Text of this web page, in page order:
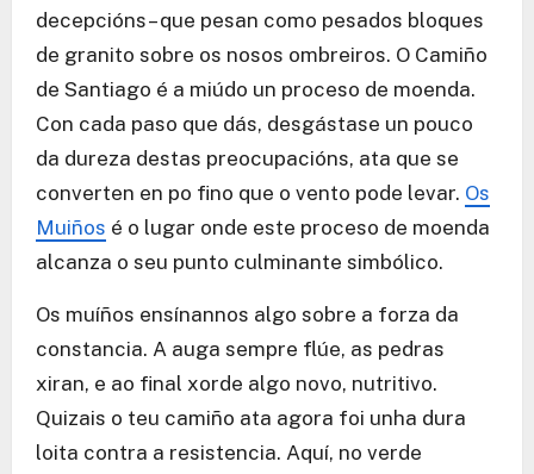
decepcións– que pesan como pesados bloques
de granito sobre os nosos ombreiros. O Camiño
de Santiago é a miúdo un proceso de moenda.
Con cada paso que dás, desgástase un pouco
da dureza destas preocupacións, ata que se
converten en po fino que o vento pode levar. Os
Muiños é o lugar onde este proceso de moenda
alcanza o seu punto culminante simbólico.
Os muíños ensínannos algo sobre a forza da
constancia. A auga sempre flúe, as pedras
xiran, e ao final xorde algo novo, nutritivo.
Quizais o teu camiño ata agora foi unha dura
loita contra a resistencia. Aquí, no verde